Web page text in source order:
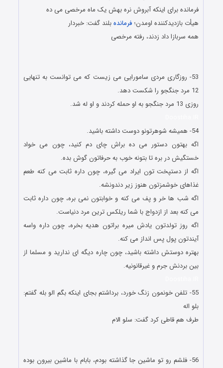
فرمانده برای اینکه آبروش نره بهش یک ماه مرخصی می ده
هیأت بازدیدکننده اومدن؛فرماندهبلند گفت: خبردار
همه سربازا داد زدند، رفته مرخصی
53- روزگاری مردی سامورایی می زیست که می توانست به تنهایی
12 مرد جنگجو را شکست دهد.
روزی 13 مرد جنگجو به او حمله کردند و او له شد.
54- همیشه شوهرتونو دوست داشته باشید.
اگه بهتون دستور می ده براش چای دم کنید، چون می خواد
خستگیش در بره تا بتونه خوب به حرفاتون گوش بده.
اگه از دستپخت تون ایراد می گیره، چون داره ثابت می کنه طعم
غذاهای خوشمزتون هنوز زیر دندونشه.
اگه شب ها خر و پف می کنه و خوابتون نمی بره، چون داره ثابت
می کنه بعد از ازدواج با شما ریلکس ترین مرد دنیاست.
اگه روز تولدتون یادش میره براتون هدیه بخره، چون داره واسه
آیندتون پول پس انداز می کنه.
بهتره دوستش داشته باشید، چون چاره دیگه ای ندارید و مسلما از
بین بردنش جرم و غیرقانونیه.
55- تلفن خونمون زنگ خورد، برداشتم بجای اینکه بگم الو بله گفتم:
بلو اله
طرف هم قاطی کرد گفت: سلو الام
56- فلشم رو تو ماشین جا گذاشته بودم، بابام با ماشین بیرون بوده